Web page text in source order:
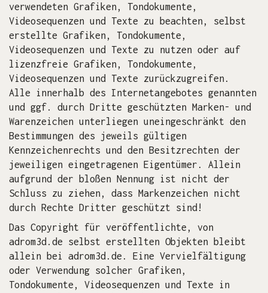
verwendeten Grafiken, Tondokumente,
Videosequenzen und Texte zu beachten, selbst
erstellte Grafiken, Tondokumente,
Videosequenzen und Texte zu nutzen oder auf
lizenzfreie Grafiken, Tondokumente,
Videosequenzen und Texte zurückzugreifen.
Alle innerhalb des Internetangebotes genannten
und ggf. durch Dritte geschützten Marken- und
Warenzeichen unterliegen uneingeschränkt den
Bestimmungen des jeweils gültigen
Kennzeichenrechts und den Besitzrechten der
jeweiligen eingetragenen Eigentümer. Allein
aufgrund der bloßen Nennung ist nicht der
Schluss zu ziehen, dass Markenzeichen nicht
durch Rechte Dritter geschützt sind!
Das Copyright für veröffentlichte, von
adrom3d.de selbst erstellten Objekten bleibt
allein bei adrom3d.de. Eine Vervielfältigung
oder Verwendung solcher Grafiken,
Tondokumente, Videosequenzen und Texte in